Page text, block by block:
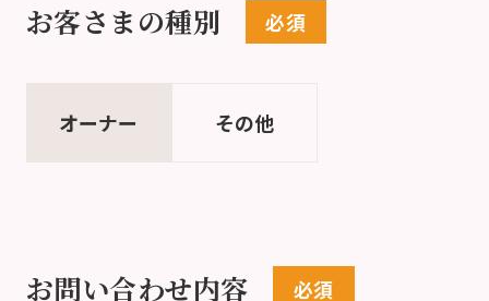
お客さまの種別
オーナー その他
お問い合わせ内容